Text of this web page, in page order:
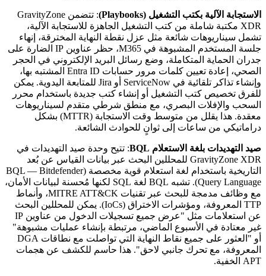
الاستجابة الآلية بكتب التشغيل (Playbooks)
: تتضمن GravityZone
XDR مكتبة شاملة من كتب التشغيل الجاهزة للاستجابة الآلية،
تشمل سيناريوهات شائعة مثل عزل نقطة النهاية المخترقة، إنهاء
جلسة المستخدم المشبوهة في M365، حظر عناوين IP الضارة على
جدران الحماية المتكاملة، وضع رسائل البريد الإلكتروني في الحجر
الصحي، إعادة تعيين كلمات مرور حسابات Entra ID المشتبه بها،
وإنشاء تذاكر تلقائية في ServiceNow أو Jira للمتابعة اليدوية. يمكن
للفرق تخصيص كتب التشغيل أو إنشاء كتب جديدة باستخدام محرر
السحب والإفلات البصري، مع منطق شرطي متقدم لسيناريوهات
معقدة. هذا يقلل من متوسط وقت الاستجابة (MTTR) بشكل
دراماتيكي من ساعات إلى ثوانٍ للحوادث الشائعة.
صيد التهديدات بلغة الاستعلام BQL
: تتيح وحدة صيد التهديدات في
GravityZone XDR للمحللين البحث عبر بيانات القياس عن بُعد
التاريخية باستخدام لغة استعلام قوية مخصصة (BQL — Bitdefender
Query Language). تشبه BQL لغة SQL لكنها مُحسنة لبيانات الأمان،
مع وظائف مدمجة للبحث عبر تقنيات MITRE ATT&CK، وأنماط
TTP المعروفة، ومؤشرات الاختراق (IoCs). يمكن للمحللين البحث
عن استعلامات مثل "عرض جميع تسجيلات الدخول من عناوين IP
غير معتادة في الأسبوع الماضي، مرتبطة بإنشاء عمليات مشبوهة"
أو "العثور على جميع نقاط النهاية التي تواصلت مع نطاقات DGA
المعروفة، مع تحرك جانبي لاحق". هذا حاسم للكشف عن هجمات
APT الخفية.